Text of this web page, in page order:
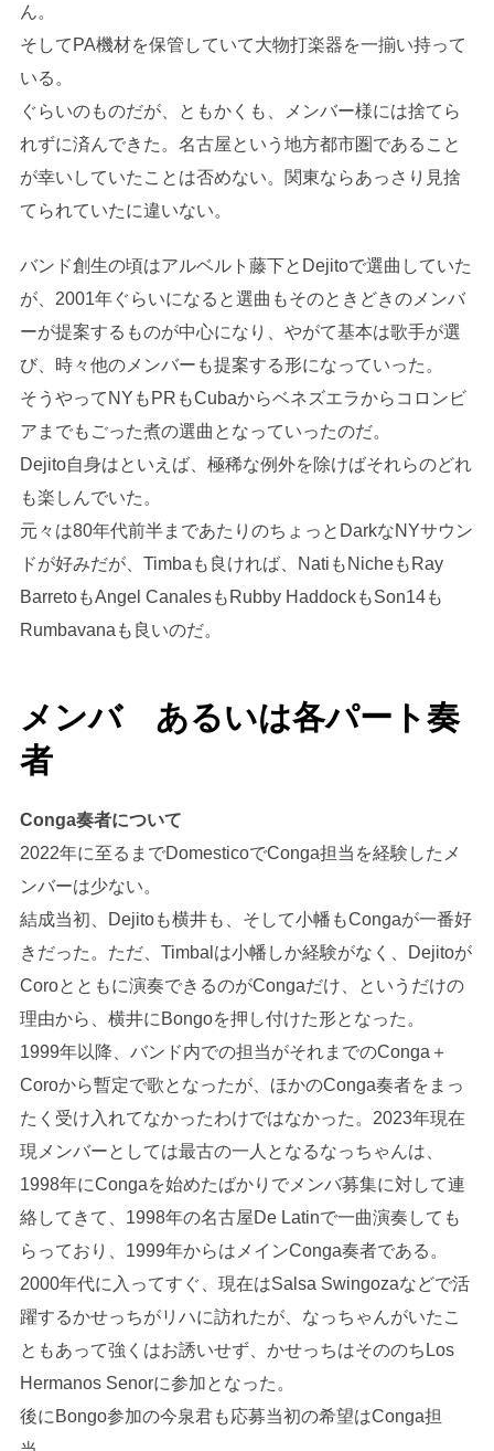
ん。
そしてPA機材を保管していて大物打楽器を一揃い持って
いる。
ぐらいのものだが、ともかくも、メンバー様には捨てら
れずに済んできた。名古屋という地方都市圏であること
が幸いしていたことは否めない。関東ならあっさり見捨
てられていたに違いない。
バンド創生の頃はアルベルト藤下とDejitoで選曲していた
が、2001年ぐらいになると選曲もそのときどきのメンバ
ーが提案するものが中心になり、やがて基本は歌手が選
び、時々他のメンバーも提案する形になっていった。
そうやってNYもPRもCubaからベネズエラからコロンビ
アまでもごった煮の選曲となっていったのだ。
Dejito自身はといえば、極稀な例外を除けばそれらのどれ
も楽しんでいた。
元々は80年代前半まであたりのちょっとDarkなNYサウン
ドが好みだが、Timbaも良ければ、NatiもNicheもRay
BarretoもAngel CanalesもRubby HaddockもSon14も
Rumbavanaも良いのだ。
メンバ あるいは各パート奏
者
Conga奏者について
2022年に至るまでDomesticoでConga担当を経験したメ
ンバーは少ない。
結成当初、Dejitoも横井も、そして小幡もCongaが一番好
きだった。ただ、Timbalは小幡しか経験がなく、Dejitoが
Coroとともに演奏できるのがCongaだけ、というだけの
理由から、横井にBongoを押し付けた形となった。
1999年以降、バンド内での担当がそれまでのConga＋
Coroから暫定で歌となったが、ほかのConga奏者をまっ
たく受け入れてなかったわけではなかった。2023年現在
現メンバーとしては最古の一人となるなっちゃんは、
1998年にCongaを始めたばかりでメンバ募集に対して連
絡してきて、1998年の名古屋De Latinで一曲演奏しても
らっており、1999年からはメインConga奏者である。
2000年代に入ってすぐ、現在はSalsa Swingozaなどで活
躍するかせっちがリハに訪れたが、なっちゃんがいたこ
ともあって強くはお誘いせず、かせっちはそののちLos
Hermanos Senorに参加となった。
後にBongo参加の今泉君も応募当初の希望はConga担